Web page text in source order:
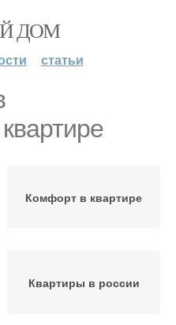
ДОМ
статьи
Комфорт в квартире
Квартиры в россии